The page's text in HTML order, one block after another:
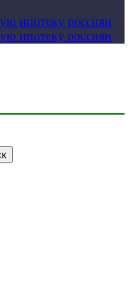
ипотеку россиян
ипотеку россиян